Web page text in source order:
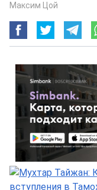
Максим Цой